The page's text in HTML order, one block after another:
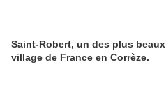
Saint-Robert, un des plus beaux
village de France en Corrèze.